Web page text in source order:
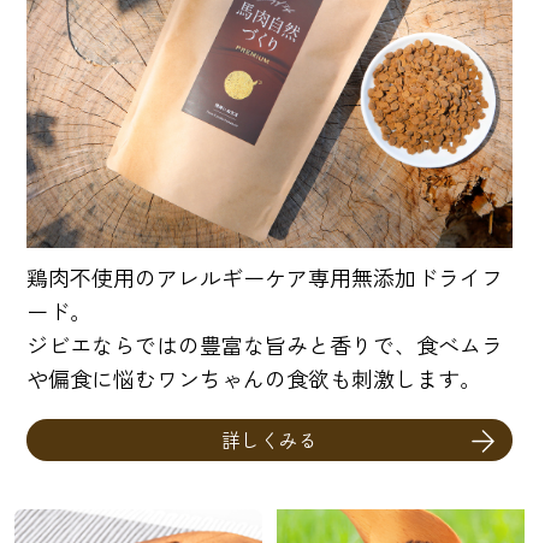
鶏肉不使用のアレルギーケア専用無添加ドライフ
ード。
ジビエならではの豊富な旨みと香りで、食べムラ
や偏食に悩むワンちゃんの食欲も刺激します。
詳しくみる